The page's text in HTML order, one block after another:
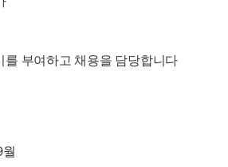
를 부여하고 채용을 담당합니다